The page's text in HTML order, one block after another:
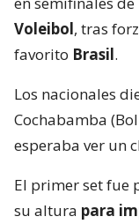
Voleibol, tras
favorito Brasil.
Los nacionales
Cochabamba
esperaba ver un
El primer set fue
su altura para